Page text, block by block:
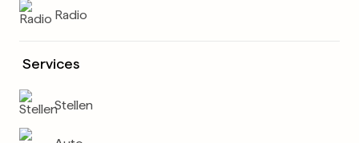
Radio
Services
Stellen